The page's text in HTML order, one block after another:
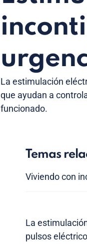
La estimulación
que ayudan a
funcionado.
Temas
Viviendo con
La
pulsos